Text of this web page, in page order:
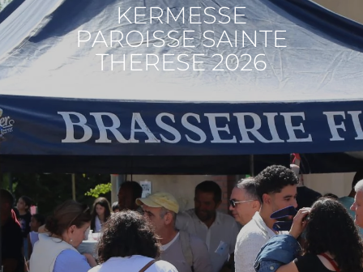
KERMESSE
PAROISSE SAINTE
THERESE 2026